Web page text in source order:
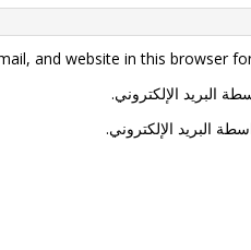
and website in this browser
البريد الإلكتروني.
البريد الإلكتروني.